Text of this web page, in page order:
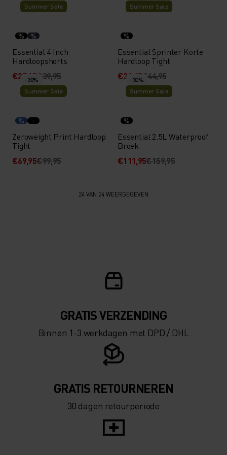
Summer Sale
% %
Essential 4 Inch
Hardloopshorts
€27,95€39,95
Summer Sale
%
Essential Sprinter Korte
Hardloop Tight
€31,45€44,95
-30%
Summer Sale
%
Zeroweight Print Hardloop
Tight
€69,95€99,95
-30%
Summer Sale
%
Essential 2.5L Waterproof
Broek
€111,95€159,95
24 VAN 24 WEERGEGEVEN
GRATIS VERZENDING​​​​​​​​​​​​​​
Binnen 1-3 werkdagen met DPD / DHL
GRATIS RETOURNEREN
30 dagen retourperiode